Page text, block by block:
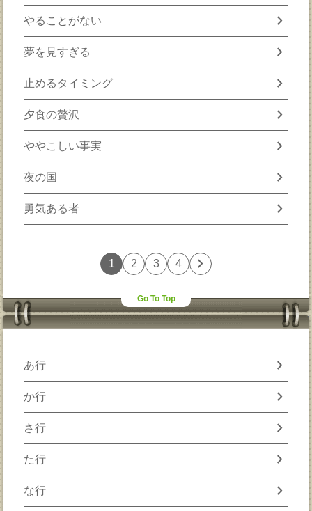
やることがない chevron_right
夢を見すぎる chevron_right
止めるタイミング chevron_right
夕食の贅沢 chevron_right
ややこしい事実 chevron_right
夜の国 chevron_right
勇気ある者 chevron_right
1 2 3 4 chevron_right
Go To Top
あ行 chevron_right
か行 chevron_right
さ行 chevron_right
た行 chevron_right
な行 chevron_right